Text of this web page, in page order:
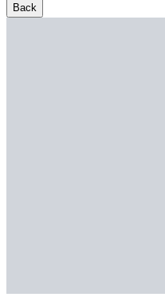
Back